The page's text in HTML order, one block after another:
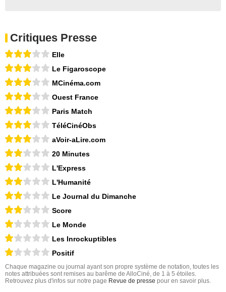
Critiques Presse
Elle
Le Figaroscope
MCinéma.com
Ouest France
Paris Match
TéléCinéObs
aVoir-aLire.com
20 Minutes
L'Express
L'Humanité
Le Journal du Dimanche
Score
Le Monde
Les Inrockuptibles
Positif
Chaque magazine ou journal ayant son propre système de notation, toutes les
notes attribuées sont remises au barême de AlloCiné, de 1 à 5 étoiles.
Retrouvez plus d'infos sur notre page Revue de presse pour en savoir plus.